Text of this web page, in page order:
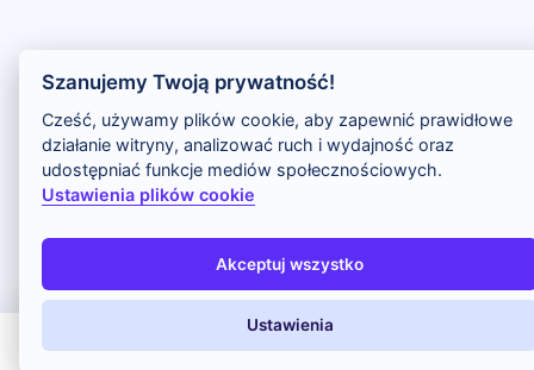
Szanujemy Twoją prywatność!
Cześć, używamy plików cookie, aby zapewnić prawidłowe
działanie witryny, analizować ruch i wydajność oraz
udostępniać funkcje mediów społecznościowych.
Ustawienia plików cookie
Akceptuj wszystko
Ustawienia